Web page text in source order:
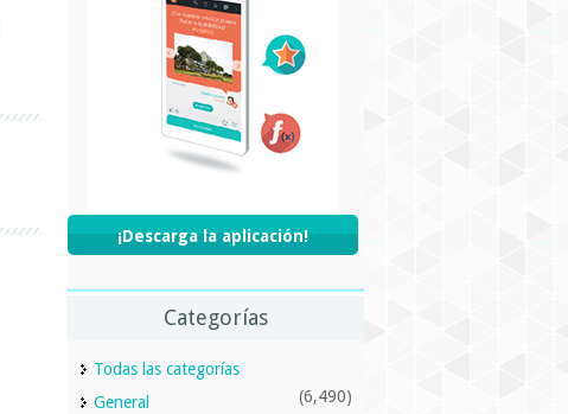
¡Descarga la aplicación!
Categorías
Todas las categorías
General
(6,490)